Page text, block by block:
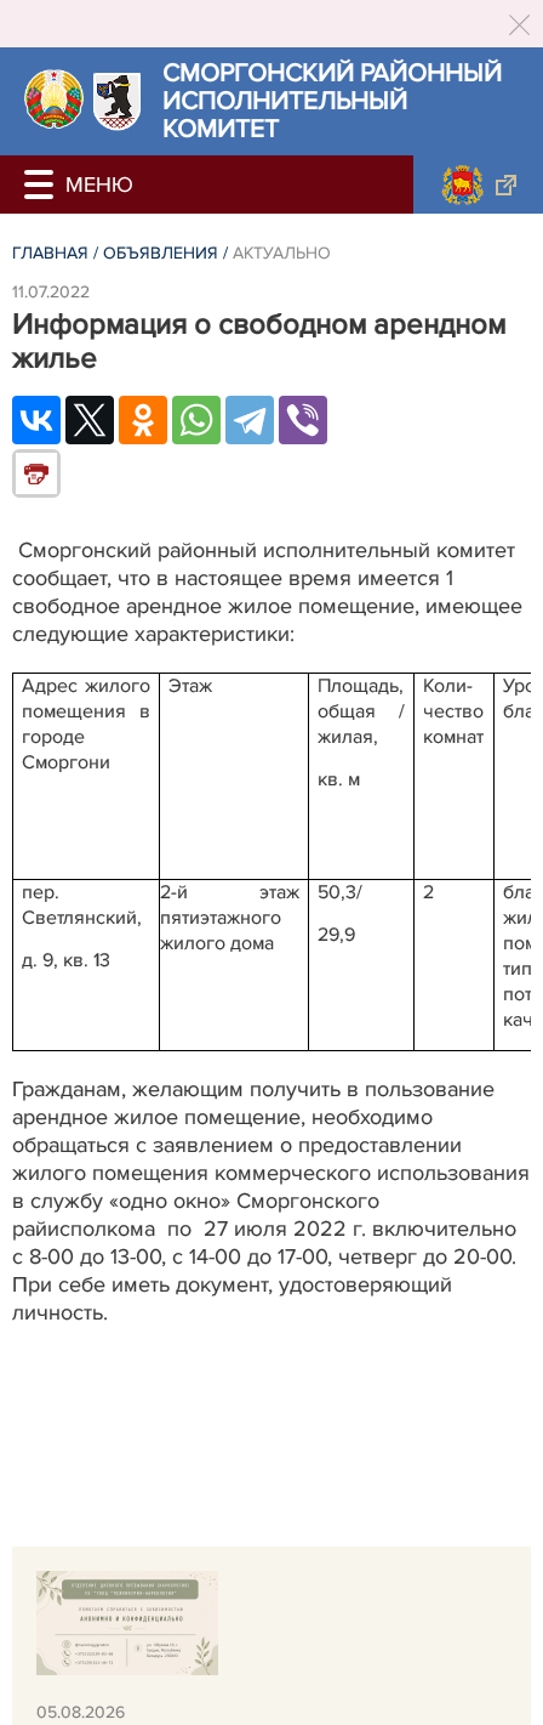
СМОРГОНСКИЙ РАЙОННЫЙ
ИСПОЛНИТЕЛЬНЫЙ
КОМИТЕТ
ГЛАВНАЯ / ОБЪЯВЛЕНИЯ / АКТУАЛЬНО
11.07.2022
Информация о свободном арендном
жилье
Сморгонский районный исполнительный комитет
сообщает, что в настоящее время имеется 1
свободное арендное жилое помещение, имеющее
следующие характеристики:
Адрес жилого
помещения в
городе
Сморгони
Этаж
Площадь,
общая /
жилая,
кв. м
Коли-
чество
комнат
пер.
Светлянский,
д. 9, кв. 13
2-й этаж
пятиэтажного
жилого дома
50,3/
29,9
2
Гражданам, желающим получить в пользование
арендное жилое помещение, необходимо
обращаться с заявлением о предоставлении
жилого помещения коммерческого использования
в службу «одно окно» Сморгонского
райисполкома по 27 июля 2022 г. включительно
с 8-00 до 13-00, с 14-00 до 17-00, четверг до 20-00.
При себе иметь документ, удостоверяющий
личность.
05.08.2026